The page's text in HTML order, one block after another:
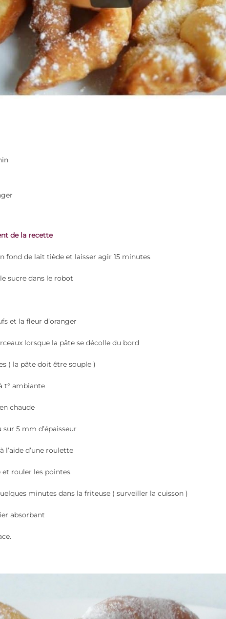
de la recette
fond de lait tiède et laisser agir 15 minutes
sucre dans le robot
et la fleur d’oranger
lorsque la pâte se décolle du bord
( la pâte doit être souple )
t° ambiante
chaude
5 mm d’épaisseur
l’aide d’une roulette
rouler les pointes
minutes dans lafriteuse ( surveiller la cuisson )
absorbant